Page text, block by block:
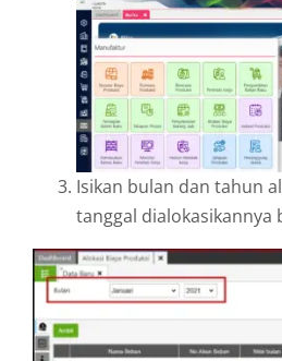
Isikan bulan dan tahun
tanggal dialokasikannya